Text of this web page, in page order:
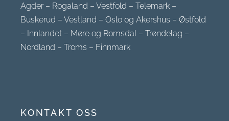
Agder– Rogaland –Vestfold –Telemark –
Buskerud –Vestland –Oslo og Akershus –Østfold
– Innlandet – Møre og Romsdal –Trøndelag –
Nordland –Troms – Finnmark
KONTAKT OSS